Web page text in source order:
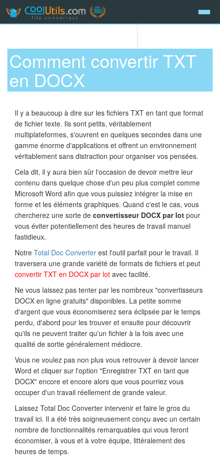
Comment convertir TXT
en DOCX
Il y a beaucoup à dire sur les fichiers TXT en tant que format
de fichier texte. Ils sont petits, véritablement
multiplateformes, s'ouvrent en quelques secondes dans une
gamme énorme d'applications et offrent un environnement
véritablement sans distraction pour organiser vos pensées.
Cela dit, il y aura bien sûr l'occasion de devoir mettre leur
contenu dans quelque chose d'un peu plus complet comme
Microsoft Word afin que vous puissiez intégrer la mise en
forme et les éléments graphiques. Quand c'est le cas, vous
chercherez une sorte de convertisseur DOCX par lot pour
vous éviter potentiellement des heures de travail manuel
fastidieux.
Notre Total Doc Converter est l'outil parfait pour le travail. Il
traversera une grande variété de formats de fichiers et peut
convertir TXT en DOCX par lot avec facilité.
Ne vous laissez pas tenter par les nombreux "convertisseurs
DOCX en ligne gratuits" disponibles. La petite somme
d'argent que vous économiserez sera éclipsée par le temps
perdu, d'abord pour les trouver et ensuite pour découvrir
qu'ils ne peuvent traiter qu'un fichier à la fois avec une
qualité de sortie généralement médiocre.
Vous ne voulez pas non plus vous retrouver à devoir lancer
Word et cliquer sur l'option "Enregistrer TXT en tant que
DOCX" encore et encore alors que vous pourriez vous
occuper d'un travail réellement de grande valeur.
Laissez Total Doc Converter intervenir et faire le gros du
travail ici. Il a été très soigneusement conçu avec un certain
nombre de fonctionnalités remarquables qui vous feront
économiser, à vous et à votre équipe, littéralement des
heures de temps.